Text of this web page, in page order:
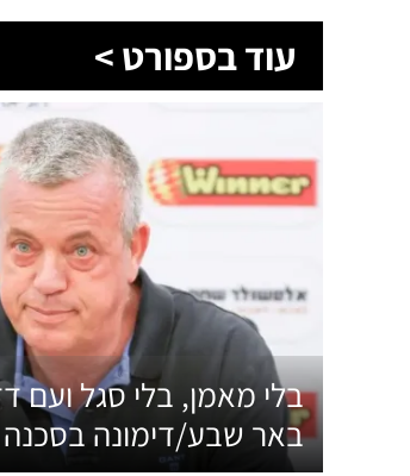
עוד בספורט >
בלי מאמן, בלי סגל ועם
באר שבע/דימונה בסכנה